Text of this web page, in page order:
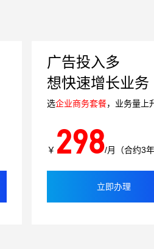
广告投入多
想快速增长业务
选企业商务套餐，业务量上
￥ 298/月（合约3年
立即办理